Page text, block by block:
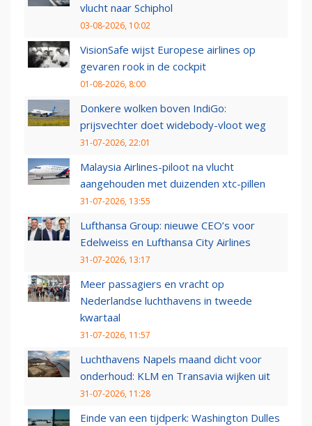
vlucht naar Schiphol
03-08-2026, 10:02
VisionSafe wijst Europese airlines op
gevaren rook in de cockpit
01-08-2026, 8:00
Donkere wolken boven IndiGo:
prijsvechter doet widebody-vloot weg
31-07-2026, 22:01
Malaysia Airlines-piloot na vlucht
aangehouden met duizenden xtc-pillen
31-07-2026, 13:55
Lufthansa Group: nieuwe CEO’s voor
Edelweiss en Lufthansa City Airlines
31-07-2026, 13:17
Meer passagiers en vracht op
Nederlandse luchthavens in tweede
kwartaal
31-07-2026, 11:57
Luchthavens Napels maand dicht voor
onderhoud: KLM en Transavia wijken uit
31-07-2026, 11:28
Einde van een tijdperk: Washington Dulles